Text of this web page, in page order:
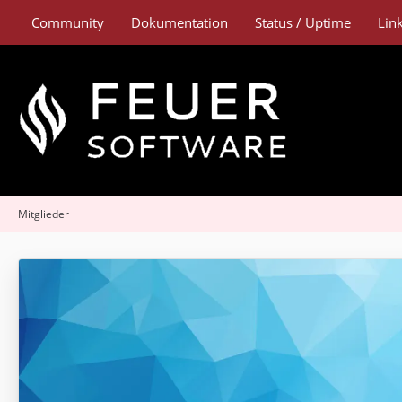
Community Dokumentation Status / Uptime
Mitglieder